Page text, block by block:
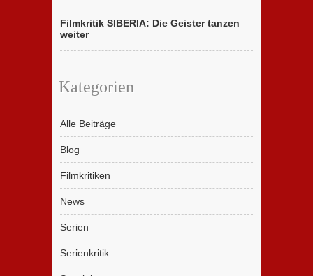
Filmkritik SIBERIA: Die Geister tanzen
weiter
Kategorien
Alle Beiträge
Blog
Filmkritiken
News
Serien
Serienkritik